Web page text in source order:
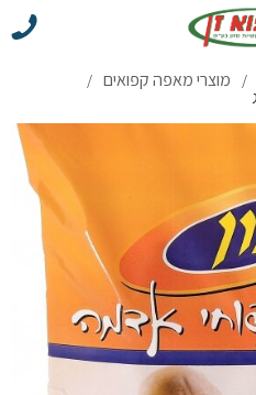
/ מוצרי מאפה קפואים /